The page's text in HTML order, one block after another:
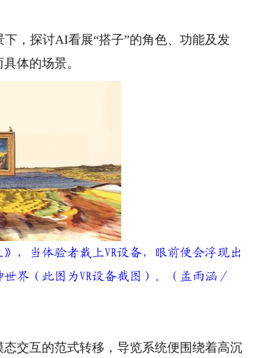
，探讨AI看展“搭子”的角色、功能及发
体的场景。
当体验者戴上VR设备，眼前便会浮现出
界（此图为VR设备截图）。（孟雨涵／
交互的范式转移，导览系统便围绕着高沉